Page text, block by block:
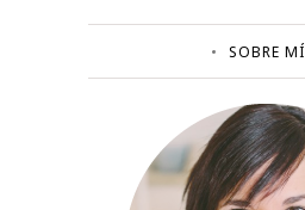
SOBRE MÍ